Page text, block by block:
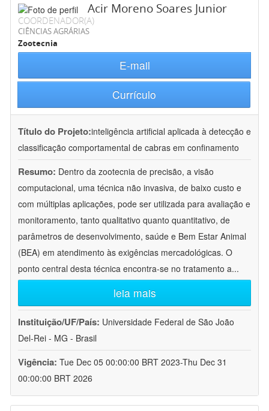
Acir Moreno Soares Junior
COORDENADOR(A)
CIÊNCIAS AGRÁRIAS
Zootecnia
E-mail
Currículo
Título do Projeto:inteligência artificial aplicada à detecção e
classificação comportamental de cabras em confinamento
Resumo: Dentro da zootecnia de precisão, a visão
computacional, uma técnica não invasiva, de baixo custo e
com múltiplas aplicações, pode ser utilizada para avaliação e
monitoramento, tanto qualitativo quanto quantitativo, de
parâmetros de desenvolvimento, saúde e Bem Estar Animal
(BEA) em atendimento às exigências mercadológicas. O
ponto central desta técnica encontra-se no tratamento a...
leia mais
Instituição/UF/País: Universidade Federal de São João
Del-Rei - MG - Brasil
Vigência: Tue Dec 05 00:00:00 BRT 2023-Thu Dec 31
00:00:00 BRT 2026